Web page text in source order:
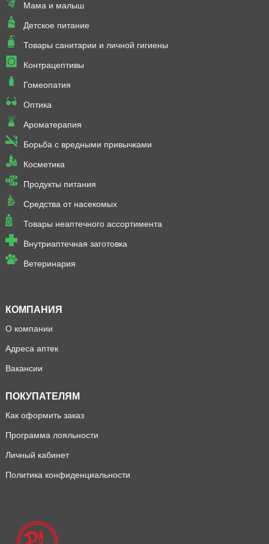
Мама и малыш
Детское питание
Товары санитарии и личной гигиены
Контрацептивы
Гомеопатия
Оптика
Ароматерапия
Борьба с вредными привычками
Косметика
Продукты питания
Средства от насекомых
Товары неаптечного ассортимента
Внутриаптечная заготовка
Ветеринария
КОМПАНИЯ
О компании
Адреса аптек
Вакансии
ПОКУПАТЕЛЯМ
Как оформить заказ
Программа лояльности
Личный кабинет
Политика конфиденциальности